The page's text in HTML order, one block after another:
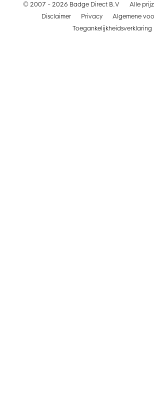
© 2007 - 2026 Badge Direct B.V
Alle
Disclaimer
Privacy
Algemene
Toegankelijkheidsverklaring